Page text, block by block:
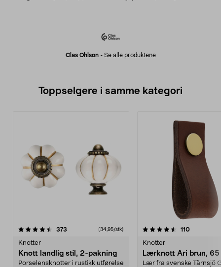
Clas Ohlson- Se alle produktene
Toppselgere i samme kategori
373 anmeldelser(34,95/stk)
Knotter
Knott landlig stil, 2-pakning
Porselensknotter i rustikk utførelse
4.5 av 5 stjerner 110
Knotter
Lærknott Ari brun, 65
Lær fra svenske Tärnsjö
4.5 av 5 stjerner